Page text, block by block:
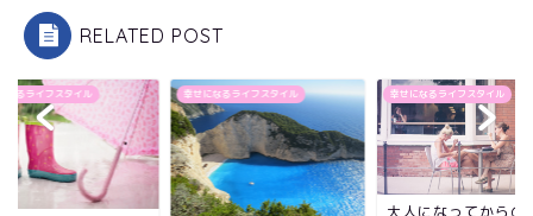
RELATED POST
なるライフスタイル 幸せになるライフスタイル
大人になってからの友達
幸せになるライフスタイル